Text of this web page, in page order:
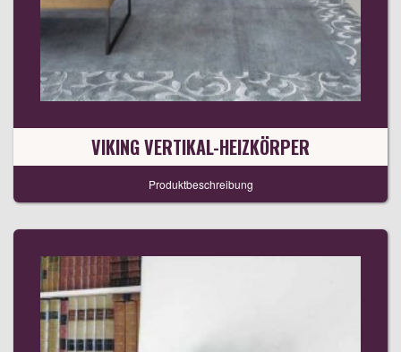
VIKING VERTIKAL-HEIZKÖRPER
Produktbeschreibung